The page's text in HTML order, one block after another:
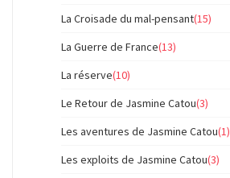
La Croisade du mal-pensant(15)
La Guerre de France(13)
La réserve(10)
Le Retour de Jasmine Catou(3)
Les aventures de Jasmine Catou(1)
Les exploits de Jasmine Catou(3)